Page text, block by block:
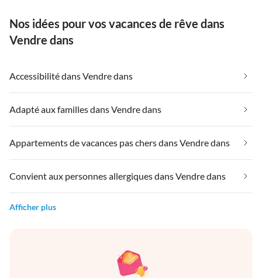
Nos idées pour vos vacances de rêve dans
Vendre dans
Accessibilité dans Vendre dans
Adapté aux familles dans Vendre dans
Appartements de vacances pas chers dans Vendre dans
Convient aux personnes allergiques dans Vendre dans
Afficher plus